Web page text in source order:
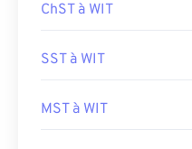
ChST à WIT
SST à WIT
MST à WIT